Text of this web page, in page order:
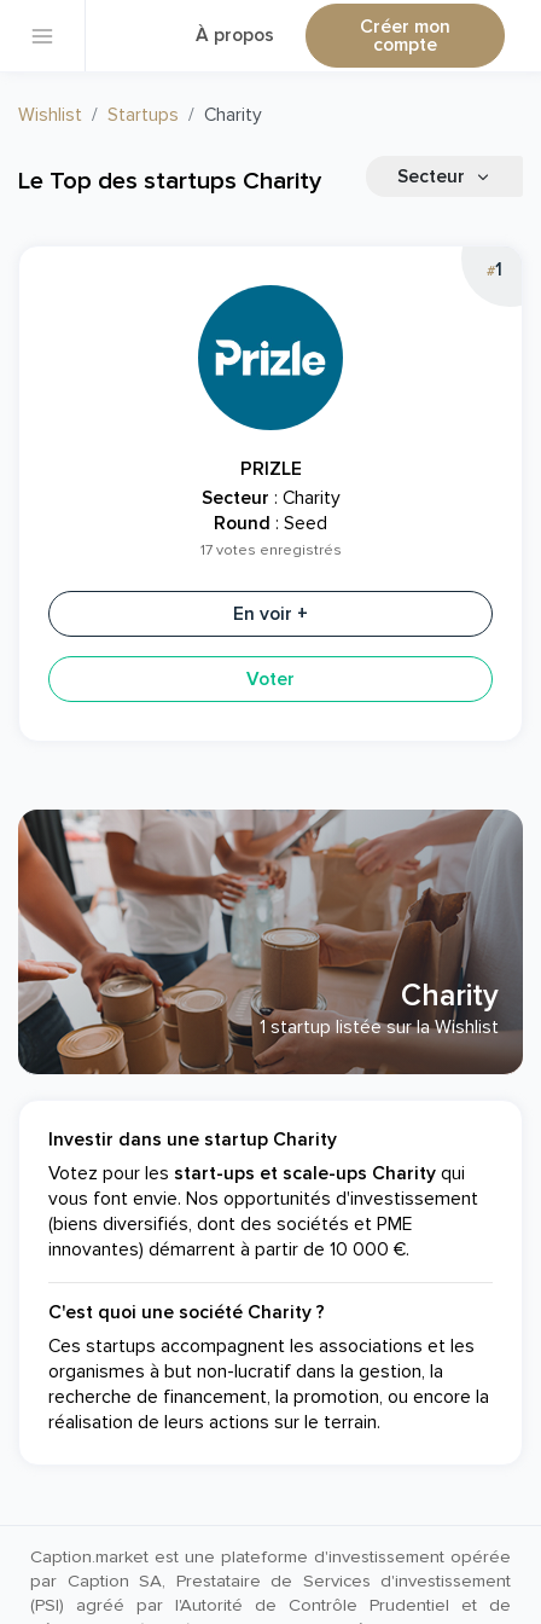
À propos Créer mon
compte
Wishlist Startups Charity
Le Top des startups Charity Secteur
#1
PRIZLE
Secteur : Charity
Round : Seed
17 votes enregistrés
En voir +
Voter
Charity
1 startup listée sur la Wishlist
Investir dans une startup Charity
Votez pour les start-ups et scale-ups Charity qui
vous font envie. Nos opportunités d'investissement
(biens diversifiés, dont des sociétés et PME
innovantes) démarrent à partir de 10 000 €.
C'est quoi une société Charity ?
Ces startups accompagnent les associations et les
organismes à but non-lucratif dans la gestion, la
recherche de financement, la promotion, ou encore la
réalisation de leurs actions sur le terrain.
Caption.market est une plateforme d'investissement opérée
par Caption SA, Prestataire de Services d'investissement
(PSI) agréé par l'Autorité de Contrôle Prudentiel et de